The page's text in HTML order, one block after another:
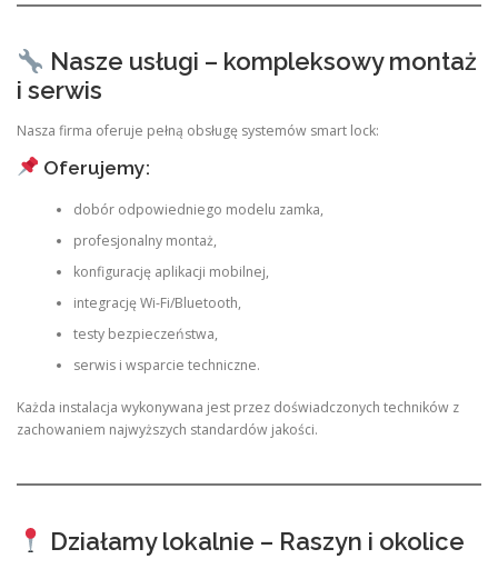
Nasze usługi – kompleksowy montaż
i serwis
Nasza firma oferuje pełną obsługę systemów smart lock:
Oferujemy:
dobór odpowiedniego modelu zamka,
profesjonalny montaż,
konfigurację aplikacji mobilnej,
integrację Wi-Fi/Bluetooth,
testy bezpieczeństwa,
serwis i wsparcie techniczne.
Każda instalacja wykonywana jest przez doświadczonych techników z
zachowaniem najwyższych standardów jakości.
Działamy lokalnie – Raszyn i okolice